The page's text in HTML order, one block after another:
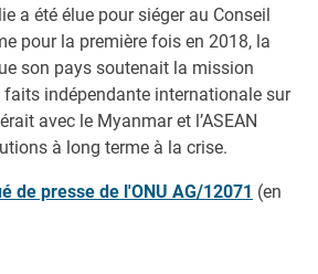
a été élue pour siéger au Conseil
pour la première fois en 2018, la
son pays soutenait la mission
faits indépendante internationale sur
avec le Myanmar et l’ASEAN
à long terme à la crise.
de presse de l'ONU AG/12071 (en